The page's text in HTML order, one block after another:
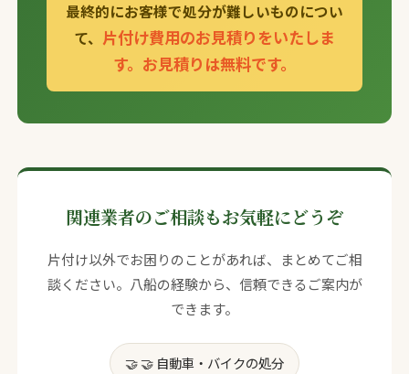
最終的にお客様で処分が難しいものについ
て、 片付け費用のお見積りをいたしま
す。お見積りは無料です。
関連業者のご相談もお気軽にどうぞ
片付け以外でお困りのことがあれば、まとめてご相
談ください。八船の経験から、信頼できるご案内が
できます。
🤝 自動車・バイクの処分